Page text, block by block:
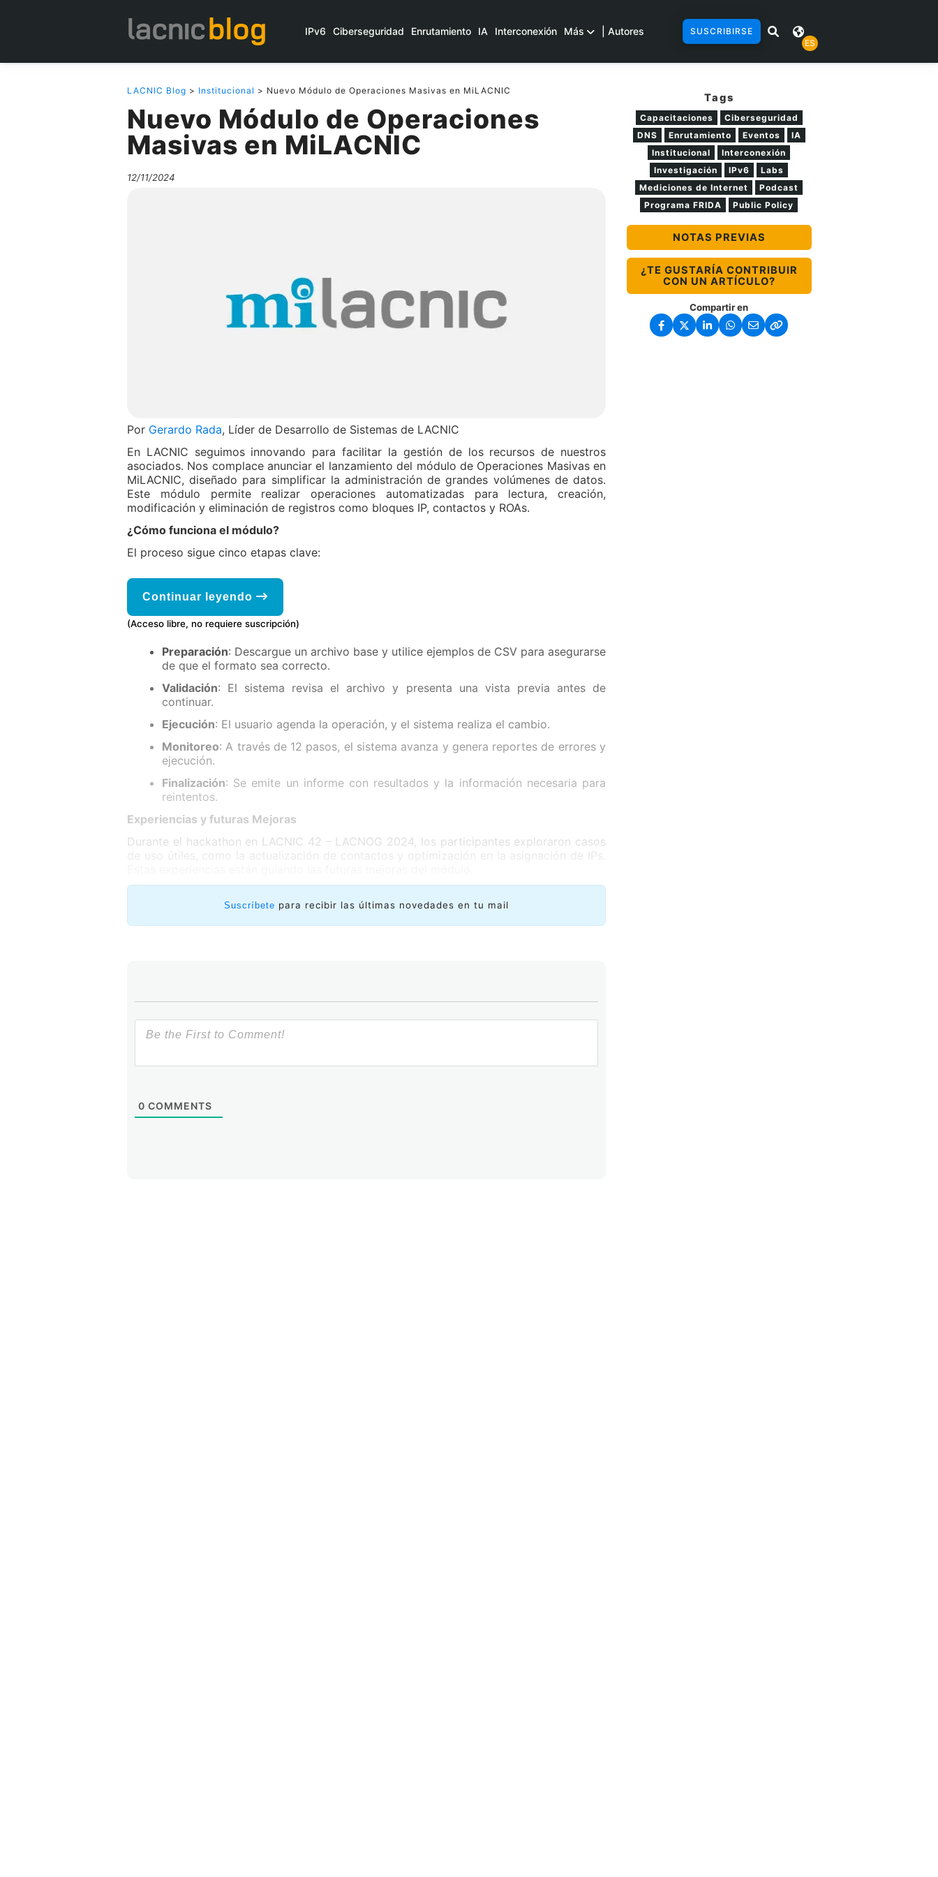
IPv6 Ciberseguridad Enrutamiento IA Interconexión Más | Autores
SUSCRIBIRSE
ES
LACNIC Blog > Institucional > Nuevo Módulo de Operaciones Masivas en MiLACNIC
Nuevo Módulo de Operaciones
Masivas en MiLACNIC
12/11/2024
Por Gerardo Rada, Líder de Desarrollo de Sistemas de LACNIC
En LACNIC seguimos innovando para facilitar la gestión de los recursos de nuestros
asociados. Nos complace anunciar el lanzamiento del módulo de Operaciones Masivas en
MiLACNIC, diseñado para simplificar la administración de grandes volúmenes de datos.
Este módulo permite realizar operaciones automatizadas para lectura, creación,
modificación y eliminación de registros como bloques IP, contactos y ROAs.
¿Cómo funciona el módulo?
El proceso sigue cinco etapas clave:
Continuar leyendo
(Acceso libre, no requiere suscripción)
Preparación: Descargue un archivo base y utilice ejemplos de CSV para asegurarse
de que el formato sea correcto.
Validación: El sistema revisa el archivo y presenta una vista previa antes de
continuar.
Ejecución: El usuario agenda la operación, y el sistema realiza el cambio.
Monitoreo: A través de 12 pasos, el sistema avanza y genera reportes de errores y
ejecución.
Finalización: Se emite un informe con resultados y la información necesaria para
reintentos.
Experiencias y futuras Mejoras
Durante el hackathon en LACNIC 42 – LACNOG 2024, los participantes exploraron casos
de uso útiles, como la actualización de contactos y optimización en la asignación de IPs.
Envíenos su Feedback
Suscríbete para recibir las últimas novedades en tu mail
0 COMMENTS
Tags
Capacitaciones
Ciberseguridad
DNS
Enrutamiento Eventos
IA
Institucional
Interconexión
Investigación
IPv6
Labs
Mediciones de Internet
Podcast
Programa FRIDA
Public Policy
NOTAS PREVIAS
¿TE GUSTARÍA CONTRIBUIR
CON UN ARTÍCULO?
Compartir en